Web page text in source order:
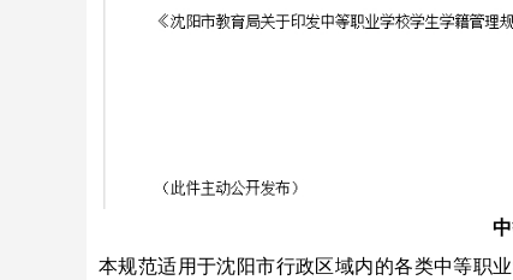
本规范适用于沈阳市行政区域内的各类中等职